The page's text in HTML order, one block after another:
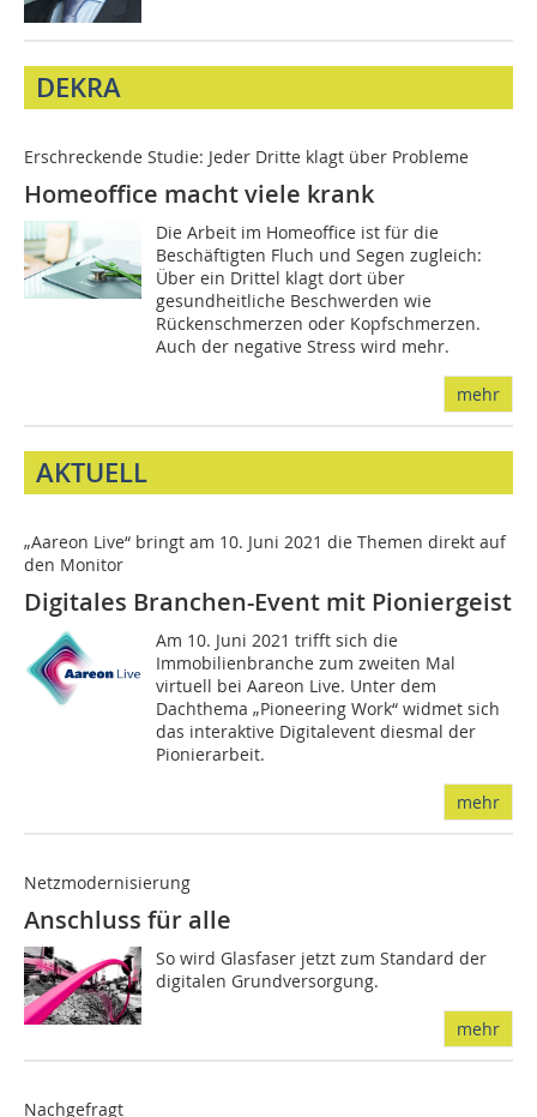
DEKRA
Erschreckende Studie: Jeder Dritte klagt über Probleme
Homeoffice macht viele krank
Die Arbeit im Homeoffice ist für die
Beschäftigten Fluch und Segen zugleich:
Über ein Drittel klagt dort über
gesundheitliche Beschwerden wie
Rückenschmerzen oder Kopfschmerzen.
Auch der negative Stress wird mehr.
mehr
AKTUELL
„Aareon Live“ bringt am 10. Juni 2021 die Themen direkt auf
den Monitor
Digitales Branchen-Event mit Pioniergeist
Am 10. Juni 2021 trifft sich die
Immobilienbranche zum zweiten Mal
virtuell bei Aareon Live. Unter dem
Dachthema „Pioneering Work“ widmet sich
das interaktive Digitalevent diesmal der
Pionierarbeit.
mehr
Netzmodernisierung
Anschluss für alle
So wird Glasfaser jetzt zum Standard der
digitalen Grundversorgung.
mehr
Nachgefragt